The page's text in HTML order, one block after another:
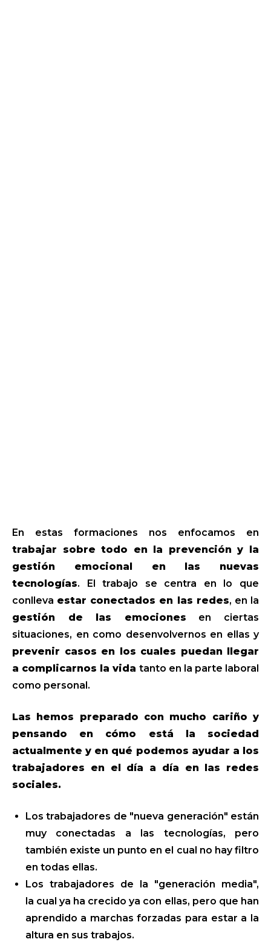
En estas formaciones nos enfocamos en
trabajar sobre todo en la prevención y la
gestión emocional en las nuevas
tecnologías. El trabajo se centra en lo que
conlleva estar conectados en las redes, en la
gestión de las emociones en ciertas
situaciones, en como desenvolvernos en ellas y
prevenir casos en los cuales puedan llegar
a complicarnos la vida tanto en la parte laboral
como personal.
Las hemos preparado con mucho cariño y
pensando en cómo está la sociedad
actualmente y en qué podemos ayudar a los
trabajadores en el día a día en las redes
sociales.
Los trabajadores de "nueva generación" están
muy conectadas a las tecnologías, pero
también existe un punto en el cual no hay filtro
en todas ellas.
Los trabajadores de la "generación media",
la cual ya ha crecido ya con ellas, pero que han
aprendido a marchas forzadas para estar a la
altura en sus trabajos.